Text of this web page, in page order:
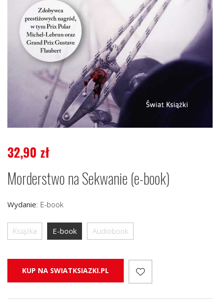
32,90 zł
Morderstwo na Sekwanie (e-book)
Wydanie: E-book
Książka E-book Audiobook
KUP NA SWIATKSIAZKI.PL